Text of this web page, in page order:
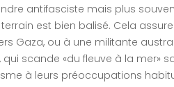
antifasciste mais plus
est bien balisé. Cela
Gaza, ou à une militante
scande «du fleuve à la mer»
à leurs préoccupations